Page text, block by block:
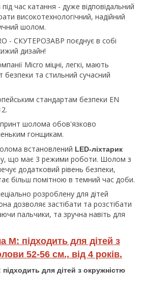
час катання - дуже відповідальний
високотехнологічний, надійний
шолом.
- СКУТЕРОЗАВР поєднує в собі
дизайн!
Micro міцні, легкі, мають
безпеки та стильний сучасний
стандартам безпеки EN
принт шолома обов'язково
гонщикам.
встановлений LED-ліхтарик
що має 3 режими роботи. Шолом з
додатковий рівень безпеки,
більш помітною в темний час доби.
розроблену для дітей
дозволяє застібати та розстібати
пальчики, та зручна навіть для
M: підходить для дітей з
52-56 см., від 4 років.
для дітей з окружністю